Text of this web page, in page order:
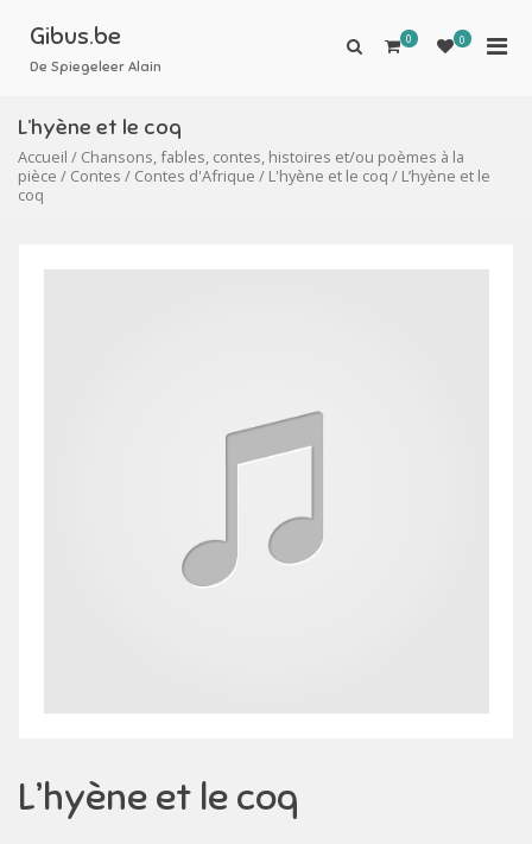
contenu
Gibus.be
De Spiegeleer Alain
Afficher0 0
L’hyène et le coq
Accueil / Chansons, fables, contes, histoires et/ou poèmes à la
pièce / Contes / Contes d'Afrique / L'hyène et le coq / L’hyène et le
coq
L’hyène et le coq